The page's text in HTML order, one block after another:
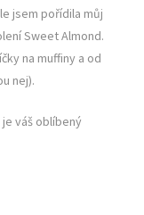
jsem pořídila můj
Sweet Almond.
na muffiny a od
nej).
je váš oblíbený